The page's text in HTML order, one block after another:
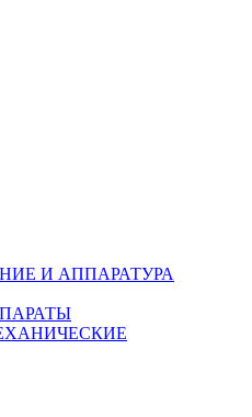
И АППАРАТУРА